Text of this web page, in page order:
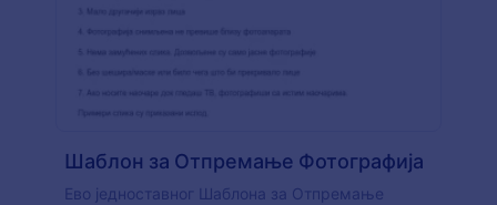
Шаблон за Отпремање Фотографија
Ево једноставног Шаблона за Отпремање